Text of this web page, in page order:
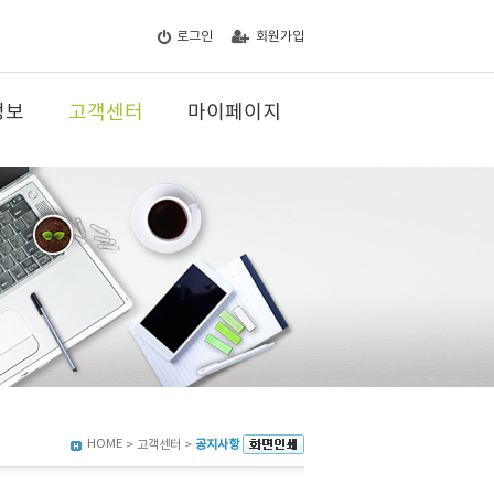
로그인 회원가입
보 고객센터 마이페이지
HOME > 고객센터 > 공지사항